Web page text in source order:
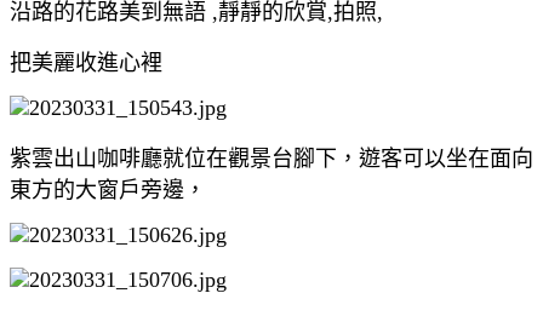
沿路的花路美到無語 ,靜靜的欣賞,拍照,
把美麗收進心裡
紫雲出山咖啡廳就位在觀景台腳下，遊客可以坐在面向
東方的大窗戶旁邊，